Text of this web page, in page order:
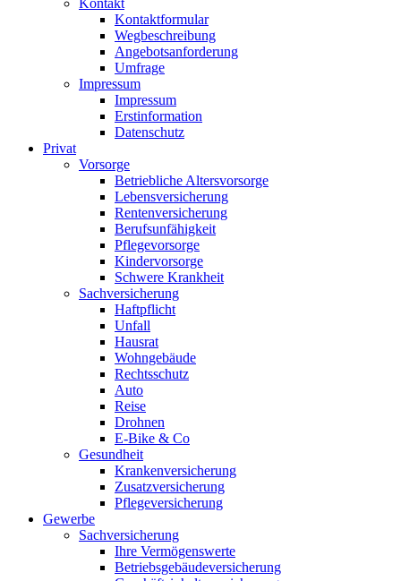
Kontakt
Kontaktformular
Wegbeschreibung
Angebotsanforderung
Umfrage
Impressum
Impressum
Erstinformation
Datenschutz
Privat
Vorsorge
Betriebliche Altersvorsorge
Lebensversicherung
Rentenversicherung
Berufsunfähigkeit
Pflegevorsorge
Kindervorsorge
Schwere Krankheit
Sachversicherung
Haftpflicht
Unfall
Hausrat
Wohngebäude
Rechtsschutz
Auto
Reise
Drohnen
E-Bike & Co
Gesundheit
Krankenversicherung
Zusatzversicherung
Pflegeversicherung
Gewerbe
Sachversicherung
Ihre Vermögenswerte
Betriebsgebäudeversicherung